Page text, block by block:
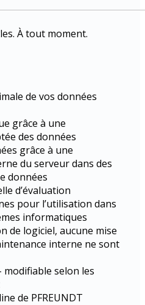
À tout moment.
de vos données
grâce à une
des données
grâce à une
du serveur dans des
données
d’évaluation
pour l’utilisation dans
informatiques
de logiciel, aucune mise
interne ne sont
modifiable selon les
de PFREUNDT